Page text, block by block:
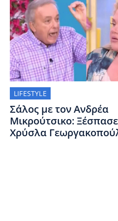
LIFESTYLE
Σάλος με τον Ανδρέα
Μικρούτσικο:
Χρύσλα